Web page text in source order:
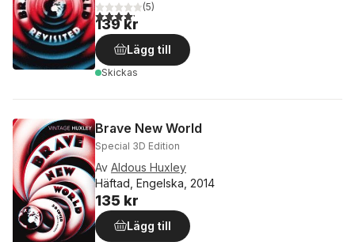
4,2utav 5 stjärnor. Totalt antal röster:
(5)
139 kr
Lägg till
Skickas
Brave New World
Special 3D Edition
Av Aldous Huxley
Häftad, Engelska, 2014
135 kr
Lägg till